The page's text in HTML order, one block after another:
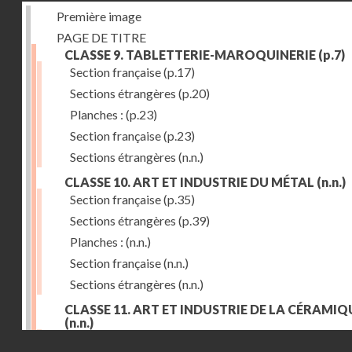
Première image
PAGE DE TITRE
CLASSE 9. TABLETTERIE-MAROQUINERIE (p.7)
Section française(p.17)
Sections étrangères (p.20)
Planches : (p.23)
Section française(p.23)
Sections étrangères (n.n.)
CLASSE 10. ART ET INDUSTRIE DU MÉTAL (n.n.)
Section française(p.35)
Sections étrangères (p.39)
Planches : (n.n.)
Section française(n.n.)
Sections étrangères (n.n.)
CLASSE 11. ART ET INDUSTRIE DE LA
(n.n.)